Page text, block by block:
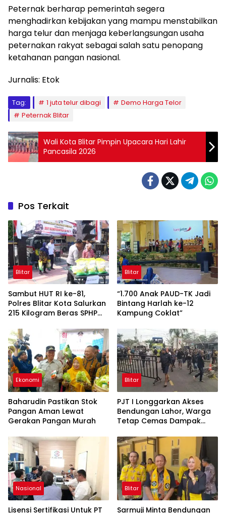
Peternak berharap pemerintah segera
menghadirkan kebijakan yang mampu menstabilkan
harga telur dan menjaga keberlangsungan usaha
peternakan rakyat sebagai salah satu penopang
ketahanan pangan nasional.
Jurnalis: Etok
Tag: 1 juta telur dibagi
Demo Harga Telor
Peternak Blitar
Wali Kota Blitar Pimpin Upacara Hari Lahir
Pancasila 2026
Pos Terkait
Blitar
Sambut HUT RI ke-81,
Polres Blitar Kota Salurkan
215 Kilogram Beras SPHP
Murah
Blitar
“1.700 Anak PAUD-TK Jadi
Bintang Harlah ke-12
Kampung Coklat”
Ekonomi
Baharudin Pastikan Stok
Pangan Aman Lewat
Gerakan Pangan Murah
Blitar
PJT I Longgarkan Akses
Bendungan Lahor, Warga
Tetap Cemas Dampak
Penutupan Total
Nasional
Lisensi Sertifikasi Untuk PT
Blitar
Sarmuji Minta Bendungan